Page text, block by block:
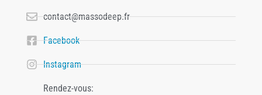
contact@massodeep.fr
Facebook
Instagram
Rendez-vous: